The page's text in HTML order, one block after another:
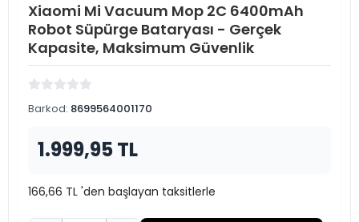
Xiaomi Mi Vacuum Mop 2C 6400mAh
Robot Süpürge Bataryası - Gerçek
Kapasite, Maksimum Güvenlik
Barkod: 8699564001170
1.999,95 TL
166,66 TL 'den başlayan taksitlerle